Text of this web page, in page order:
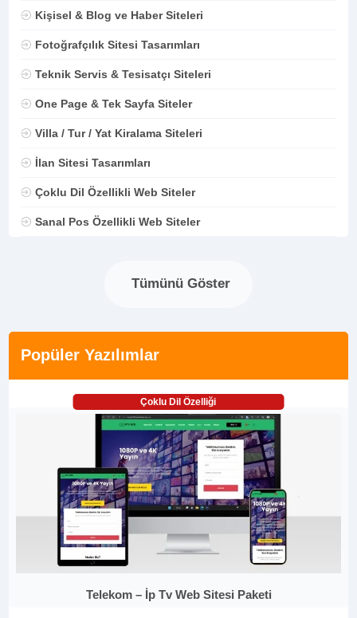
Kişisel & Blog ve Haber Siteleri
Fotoğrafçılık Sitesi Tasarımları
Teknik Servis & Tesisatçı Siteleri
One Page & Tek Sayfa Siteler
Villa / Tur / Yat Kiralama Siteleri
İlan Sitesi Tasarımları
Çoklu Dil Özellikli Web Siteler
Sanal Pos Özellikli Web Siteler
Tümünü Göster
Popüler Yazılımlar
Çoklu Dil Özelliği
Telekom – İp Tv Web Sitesi Paketi